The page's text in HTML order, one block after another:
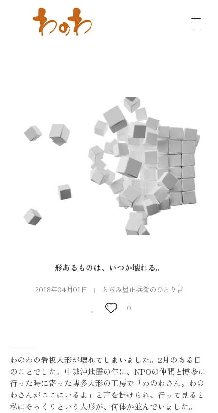
形あるものは、いつか壊れる。
2018年04月01日
ちぢみ屋正兵衛のひとり言
0
わのわの看板人形が壊れてしまいました。2月のある日
のことでした。中越沖地震の年に、NPOの仲間と博多に
行った時に寄った博多人形の工房で「わのわさん。わの
わさんがここにいるよ」と声を掛けられ、行って見ると
私にそっくりという人形が、何体か並んでいました。